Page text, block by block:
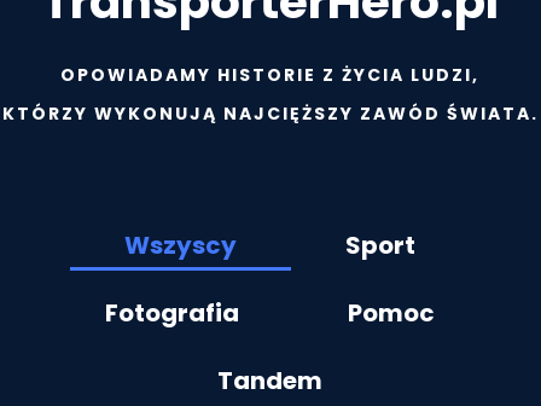
OPOWIADAMY HISTORIE Z ŻYCIA LUDZI,
KTÓRZY WYKONUJĄ NAJCIĘŻSZY ZAWÓD ŚWIATA.
Wszyscy
Sport
Fotografia
Pomoc
Tandem